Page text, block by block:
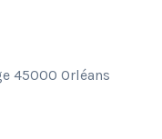
45000 Orléans